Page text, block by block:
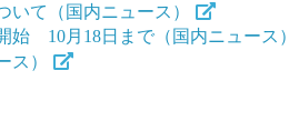
て（国内ニュース）
10月18日まで（国内ニュース）
）